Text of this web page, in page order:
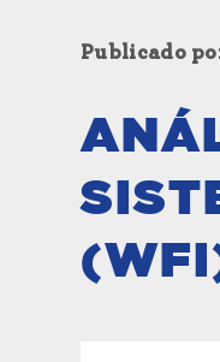
Publicado